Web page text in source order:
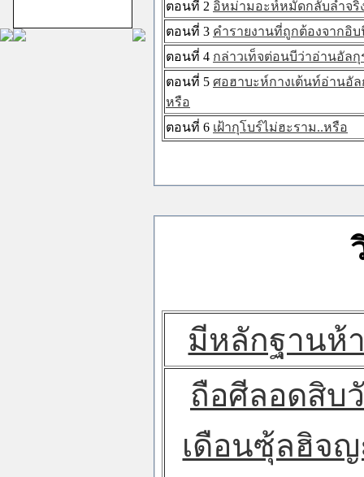
กอง
ตอนที่ 2 อิหม่ามอะห์หมัดกลับลำจริ
ตอนที่ 3 คำรายงานที่ถูกต้องจากอิ
ตอนที่ 4 กล่าวเท็จต่อนบีว่าอ่านอัล
ตอนที่ 5 ศอฮาบะห์กางเต้นท์อ่านอั
หรือ
ตอนที่ 6 เฝ้ากุโบร์ไม่ฮะราม..หรือ
มีหลักฐานห้
ถือศีลอดสิบ
เดือนซุ้ลฮิจ